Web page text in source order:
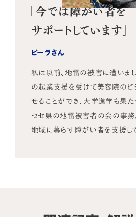
「今では障がい者を
サポートしています」
ビーラさん
私は以前、地雷の被害に遭いま
の起業支援を受けて美容院のビ
せることができ、大学進学も果た
セセ県の地雷被害者の会の事務
地域に暮らす障がい者を支援し